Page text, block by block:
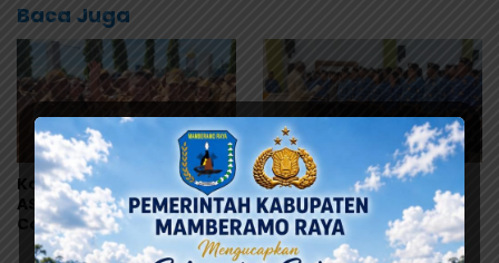
Baca Juga
Komitmen Penuhi Hak
ASN, Pemprov Papua
Cairkan TPP 2026 Secara
Bertahap
Abisai Rollo Lantik 113
Pejabat Pemkot
Jayapura, Tekankan
Integritas dan Pelayanan